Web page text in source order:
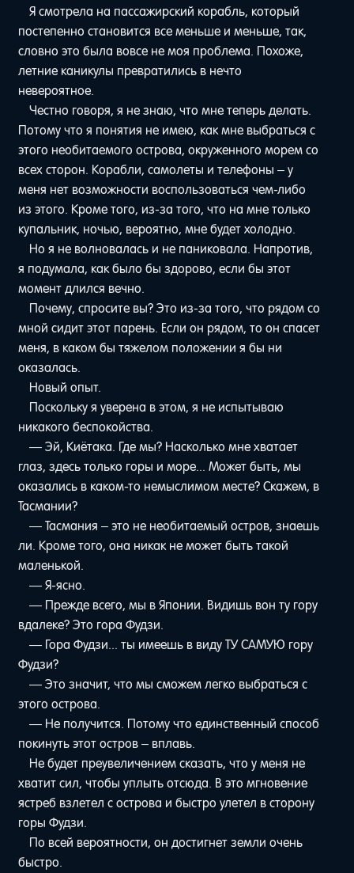
Я смотрела на пассажирский корабль, который
постепенно становится все меньше и меньше, так,
словно это была вовсе не моя проблема. Похоже,
летние каникулы превратились в нечто
невероятное.
Честно говоря, я не знаю, что мне теперь делать.
Потому что я понятия не имею, как мне выбраться с
этого необитаемого острова, окруженного морем со
всех сторон. Корабли, самолеты и телефоны – у
меня нет возможности воспользоваться чем-либо
из этого. Кроме того, из-за того, что на мне только
купальник, ночью, вероятно, мне будет холодно.
Но я не волновалась и не паниковала. Напротив,
я подумала, как было бы здорово, если бы этот
момент длился вечно.
Почему, спросите вы? Это из-за того, что рядом со
мной сидит этот парень. Если он рядом, то он спасет
меня, в каком бы тяжелом положении я бы ни
оказалась.
Новый опыт.
Поскольку я уверена в этом, я не испытываю
никакого беспокойства.
— Эй, Киётака. Где мы? Насколько мне хватает
глаз, здесь только горы и море... Может быть, мы
оказались в каком-то немыслимом месте? Скажем, в
Тасмании?
— Тасмания – это не необитаемый остров, знаешь
ли. Кроме того, она никак не может быть такой
маленькой.
— Я-ясно.
— Прежде всего, мы в Японии. Видишь вон ту гору
вдалеке? Это гора Фудзи.
— Гора Фудзи... ты имеешь в виду ТУ САМУЮ гору
Фудзи?
— Это значит, что мы сможем легко выбраться с
этого острова.
— Не получится. Потому что единственный способ
покинуть этот остров – вплавь.
Не будет преувеличением сказать, что у меня не
хватит сил, чтобы уплыть отсюда. В это мгновение
ястреб взлетел с острова и быстро улетел в сторону
горы Фудзи.
По всей вероятности, он достигнет земли очень
быстро.